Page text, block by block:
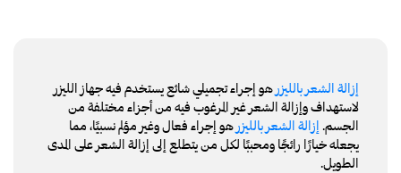
إزالة الشعر بالليزر هو إجراء تجميلي شائع يستخدم فيه جهاز الليزر
لاستهداف وإزالة الشعر غير المرغوب فيه من أجزاء مختلفة من
الجسم. إزالة الشعر بالليزر هو إجراء فعال وغير مؤلم نسبيًا، مما
يجعله خيارًا رائجًا ومحببًا لكل من يتطلع إلى إزالة الشعر على المدى
الطويل.